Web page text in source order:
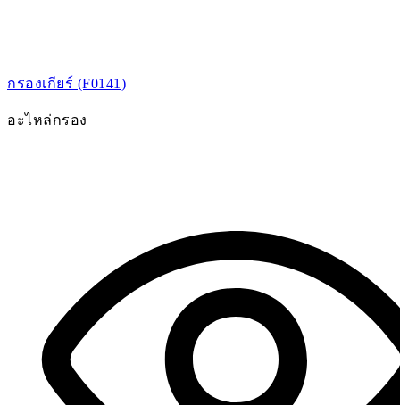
กรองเกียร์ (F0141)
อะไหล่กรอง